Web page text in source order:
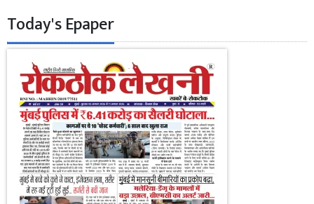
Today's Epaper